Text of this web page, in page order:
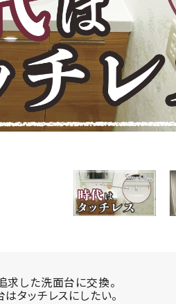
求した洗面台に交換。
タッチレスにしたい。